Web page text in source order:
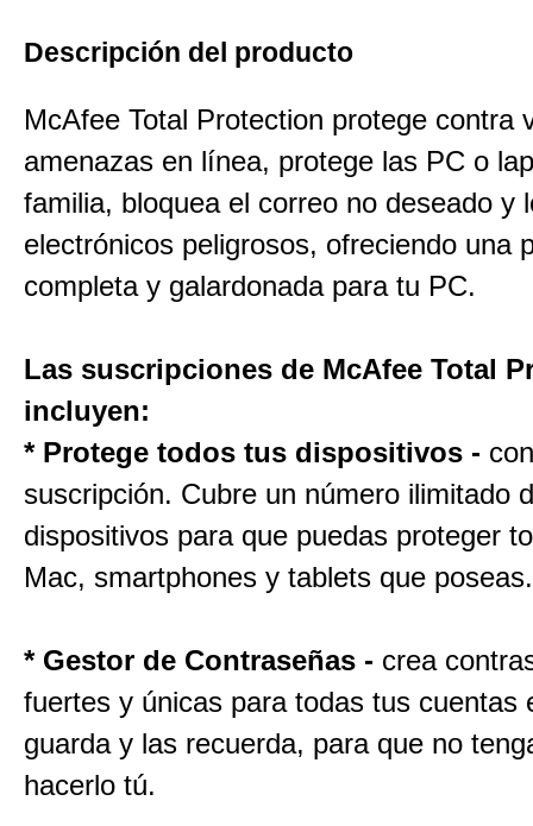
Descripción del producto
McAfee Total Protection protege contra
amenazas en línea, protege las PC o
familia, bloquea el correo no deseado y
electrónicos peligrosos, ofreciendo una
completa y galardonada para tu PC.
Las suscripciones de McAfee Total
incluyen:
* Protege todos tus dispositivos -
suscripción. Cubre un número ilimitado
dispositivos para que puedas proteger
Mac, smartphones y tablets que poseas.
* Gestor de Contraseñas - crea
fuertes y únicas para todas tus cuentas
guarda y las recuerda, para que no
hacerlo tú.